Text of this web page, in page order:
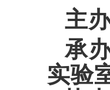
主
承
实验